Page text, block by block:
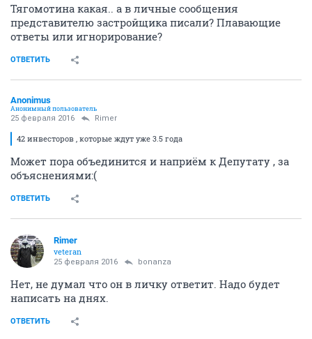
Тягомотина какая.. а в личные сообщения
представителю застройщика писали? Плавающие
ответы или игнорирование?
ОТВЕТИТЬ
Anоnimus
Анонимный пользователь
25 февраля 2016 Rimer
42 инвесторов , которые ждут уже 3.5 года
Может пора объединится и наприём к Депутату , за
объяснениями:(
ОТВЕТИТЬ
Rimer
veteran
25 февраля 2016 bonanza
Нет, не думал что он в личку ответит. Надо будет
написать на днях.
ОТВЕТИТЬ